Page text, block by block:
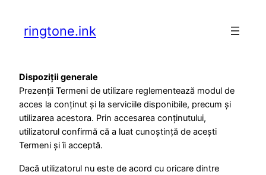
ringtone.ink
Dispoziții generale
Prezenții Termeni de utilizare reglementează modul de
acces la conținut și la serviciile disponibile, precum și
utilizarea acestora. Prin accesarea conținutului,
utilizatorul confirmă că a luat cunoștință de acești
Termeni și îi acceptă.
Dacă utilizatorul nu este de acord cu oricare dintre